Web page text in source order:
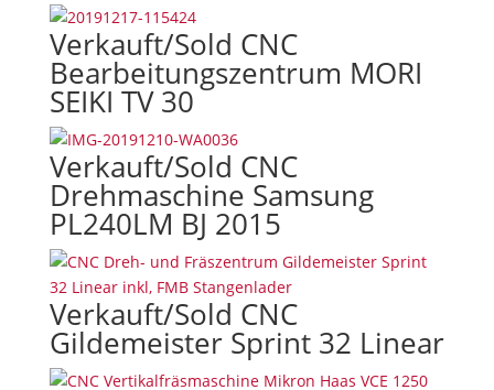
Verkauft/Sold CNC
Bearbeitungszentrum MORI
SEIKI TV 30
Verkauft/Sold CNC
Drehmaschine Samsung
PL240LM BJ 2015
Verkauft/Sold CNC
Gildemeister Sprint 32 Linear